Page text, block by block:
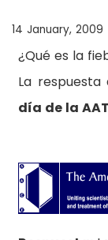
14 January, 2009
¿Qué es la
La respuesta
día de la